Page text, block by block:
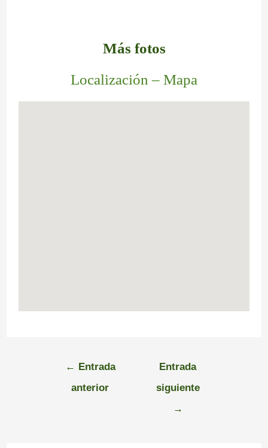
Más fotos
Localización – Mapa
← Entrada
anterior
Entrada
siguiente
→